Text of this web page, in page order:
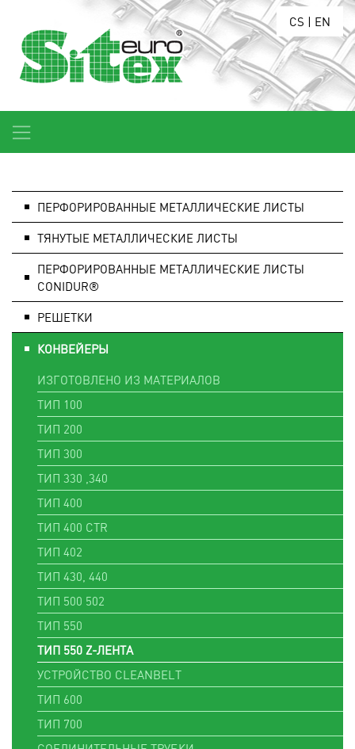
CS | EN
ПЕРФОРИРОВАННЫЕ МЕТАЛЛИЧЕСКИЕ ЛИСТЫ
ТЯНУТЫЕ МЕТАЛЛИЧЕСКИЕ ЛИСТЫ
ПЕРФОРИРОВАННЫЕ МЕТАЛЛИЧЕСКИЕ ЛИСТЫ
CONIDUR®
РЕШЕТКИ
КОНВЕЙЕРЫ
ИЗГОТОВЛЕНО ИЗ МАТЕРИАЛОВ
ТИП 100
ТИП 200
ТИП 300
ТИП 330 ,340
ТИП 400
ТИП 400 CTR
ТИП 402
ТИП 430, 440
ТИП 500 502
ТИП 550
ТИП 550 Z-ЛЕНТА
УСТРОЙСТВО CLEANBELT
ТИП 600
ТИП 700